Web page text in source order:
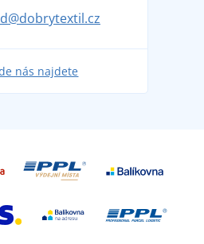
pohodové léto
nás najdete